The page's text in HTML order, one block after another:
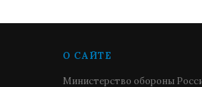
О САЙТЕ
Министерство обороны